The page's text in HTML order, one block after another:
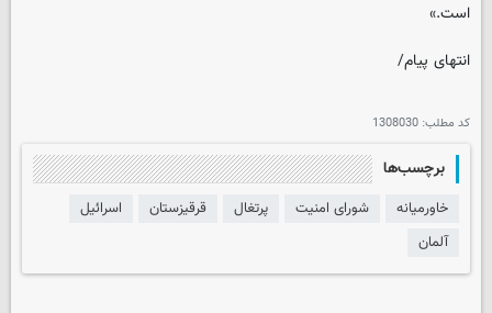
است.»
انتهای پیام/
کد مطلب: 1308030
برچسب‌ها
خاورمیانه شورای امنیت پرتغال قرقیزستان
اسرائیل
آلمان